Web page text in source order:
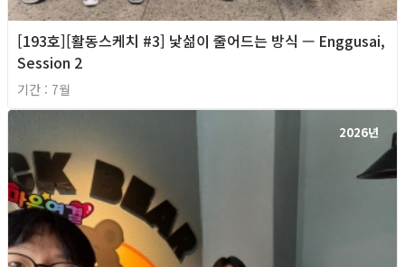
[193호][활동스케치 #3] 낯섦이 줄어드는 방식 — Enggusai,
Session 2
기간 : 7월
2026년